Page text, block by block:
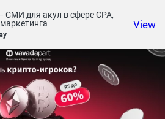
СМИ для акул в сфере СРА,
View